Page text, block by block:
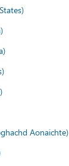
Aonaichte)